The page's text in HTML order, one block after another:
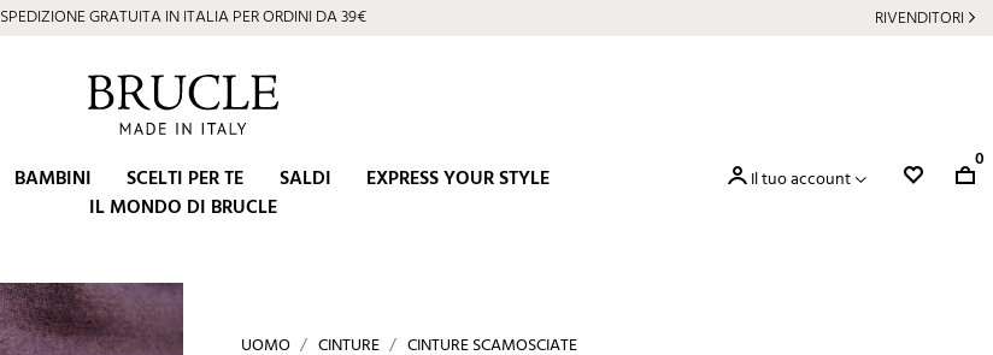
SPEDIZIONE GRATUITA IN ITALIA PER ORDINI DA 39€ RIVENDITORI
BAMBINI SCELTI PER TE SALDI
EXPRESS YOUR STYLE
IL MONDO DI BRUCLE
Il tuo account
0
UOMO CINTURE CINTURE SCAMOSCIATE